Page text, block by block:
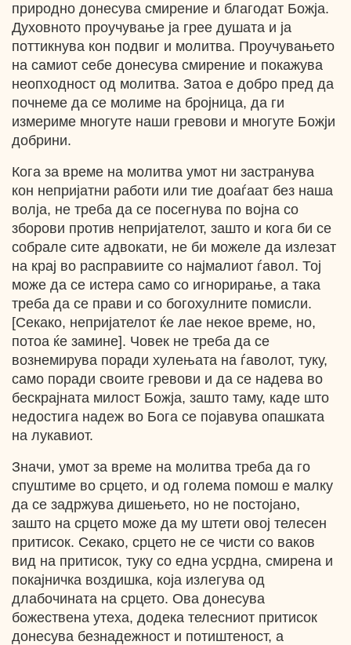
природно донесува смирение и благодат Божја.
Духовното проучување ја грее душата и ја
поттикнува кон подвиг и молитва. Проучувањето
на самиот себе донесува смирение и покажува
неопходност од молитва. Затоа е добро пред да
почнеме да се молиме на бројница, да ги
измериме многуте наши гревови и многуте Божји
добрини.
Кога за време на молитва умот ни застранува
кон непријатни работи или тие доаѓаат без наша
волја, не треба да се посегнува по војна со
зборови против непријателот, зашто и кога би се
собрале сите адвокати, не би можеле да излезат
на крај во расправиите со најмалиот ѓавол. Тој
може да се истера само со игнорирање, а така
треба да се прави и со богохулните помисли.
[Секако, непријателот ќе лае некое време, но,
потоа ќе замине]. Човек не треба да се
вознемирува поради хулењата на ѓаволот, туку,
само поради своите гревови и да се надева во
бескрајната милост Божја, зашто таму, каде што
недостига надеж во Бога се појавува опашката
на лукавиот.
Значи, умот за време на молитва треба да го
спуштиме во срцето, и од голема помош е малку
да се задржува дишењето, но не постојано,
зашто на срцето може да му штети овој телесен
притисок. Секако, срцето не се чисти со ваков
вид на притисок, туку со една усрдна, смирена и
покајничка воздишка, која излегува од
длабочината на срцето. Ова донесува
божествена утеха, додека телесниот притисок
донесува безнадежност и потиштеност, а